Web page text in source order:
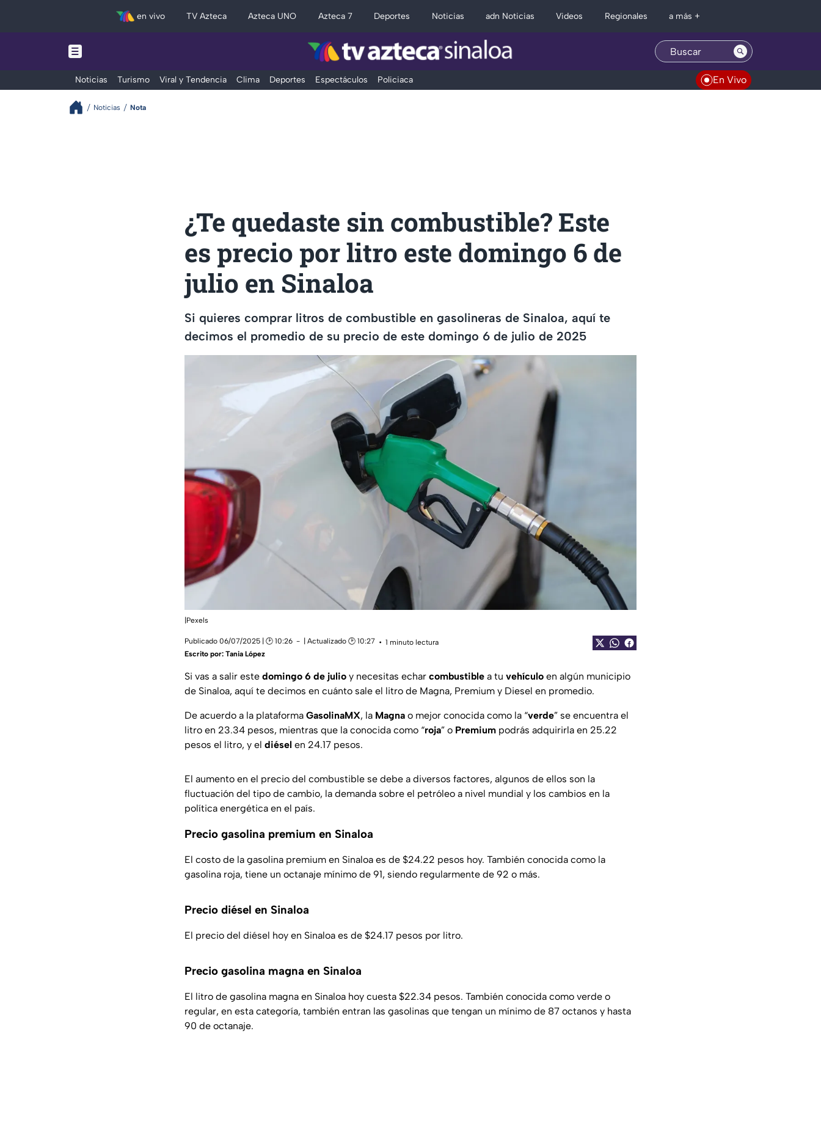
en vivo TV Azteca Azteca UNO Azteca 7 Deportes Noticias adn Noticias Videos Regionales a más +
Noticias Turismo Viral y Tendencia Clima Deportes Espectáculos Policiaca En Vivo
Noticias Nota
¿Te quedaste sin combustible? Este
es precio por litro este domingo 6 de
julio en Sinaloa
Si quieres comprar litros de combustible en gasolineras de Sinaloa, aquí te
decimos el promedio de su precio de este domingo 6 de julio de 2025
|Pexels
Publicado 06/07/2025 | 🕑 10:26 | Actualizado 🕑 10:27
1 minuto lectura
Escrito por: Tania López
Si vas a salir este domingo 6 de julio y necesitas echar combustible a tu vehículo en algún municipio
de Sinaloa, aquí te decimos en cuánto sale el litro de Magna, Premium y Diesel en promedio.
De acuerdo a la plataforma GasolinaMX, la Magna o mejor conocida como la “verde” se encuentra el
litro en 23.34 pesos, mientras que la conocida como “roja” o Premium podrás adquirirla en 25.22
pesos el litro, y el diésel en 24.17 pesos.
El aumento en el precio del combustible se debe a diversos factores, algunos de ellos son la
fluctuación del tipo de cambio, la demanda sobre el petróleo a nivel mundial y los cambios en la
política energética en el país.
Precio gasolina premium en Sinaloa
El costo de la gasolina premium en Sinaloa es de $24.22 pesos hoy. También conocida como la
gasolina roja, tiene un octanaje mínimo de 91, siendo regularmente de 92 o más.
Precio diésel en Sinaloa
El precio del diésel hoy en Sinaloa es de $24.17 pesos por litro.
Precio gasolina magna en Sinaloa
El litro de gasolina magna en Sinaloa hoy cuesta $22.34 pesos. También conocida como verde o
regular, en esta categoría, también entran las gasolinas que tengan un mínimo de 87 octanos y hasta
90 de octanaje.